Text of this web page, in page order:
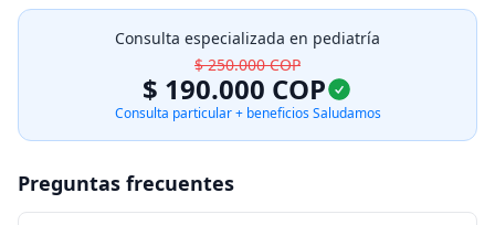
Consulta especializada en pediatría
$ 250.000COP
$ 190.000 COP
Consulta particular + beneficios Saludamos
Preguntas frecuentes